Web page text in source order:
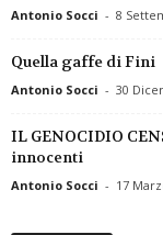
Antonio Socci - 8
Quella gaffe di Fini
Antonio Socci - 30
IL GENOCIDIO
innocenti
Antonio Socci - 17